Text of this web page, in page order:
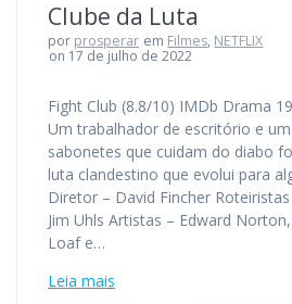
Clube da Luta
por prosperar em Filmes, NETFLIX
on 17 de julho de 2022
Fight Club (8.8/10) IMDb Drama
Um trabalhador de escritório e
sabonetes que cuidam do diabo
luta clandestino que evolui para
Diretor – David Fincher
Jim Uhls Artistas – Edward
Loaf e…
Leia mais